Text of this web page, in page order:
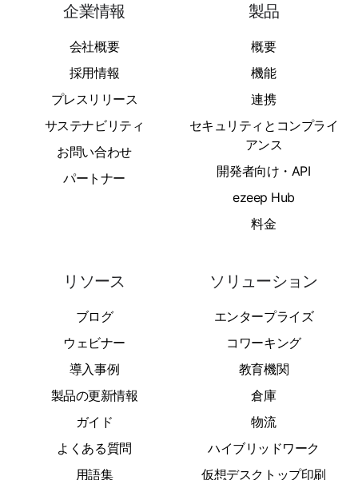
企業情報
会社概要
採用情報
プレスリリース
サステナビリティ
お問い合わせ
パートナー
製品
概要
機能
連携
セキュリティとコンプライ
アンス
開発者向け・API
ezeep Hub
料金
リソース
ブログ
ウェビナー
導入事例
製品の更新情報
ガイド
よくある質問
用語集
ソリューション
エンタープライズ
コワーキング
教育機関
倉庫
物流
ハイブリッドワーク
仮想デスクトップ印刷